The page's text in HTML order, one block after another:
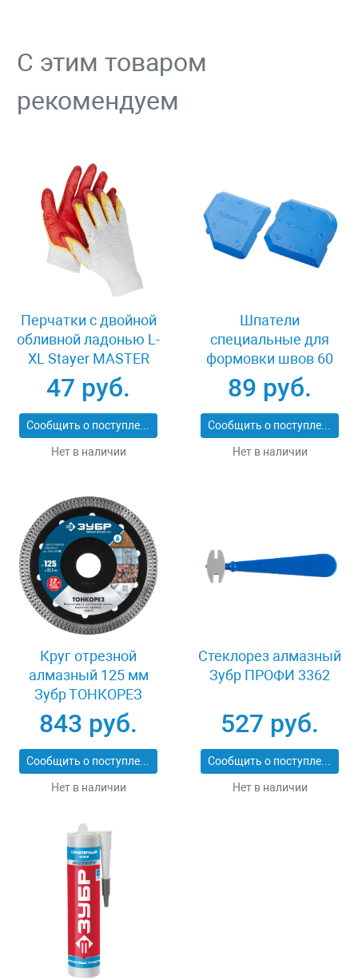
С этим товаром
рекомендуем
Перчатки c двойной
обливной ладонью L-
XL Stayer MASTER
11409-XL
47 руб.
Сообщить о поступлении
Нет в наличии
Шпатели
специальные для
формовки швов 60
мм Stayer 10165-H2
89 руб.
Сообщить о поступлении
Нет в наличии
Круг отрезной
алмазный 125 мм
Зубр ТОНКОРЕЗ
36659-125_z01
843 руб.
Сообщить о поступлении
Нет в наличии
Стеклорез алмазный
Зубр ПРОФИ 3362
527 руб.
Сообщить о поступлении
Нет в наличии